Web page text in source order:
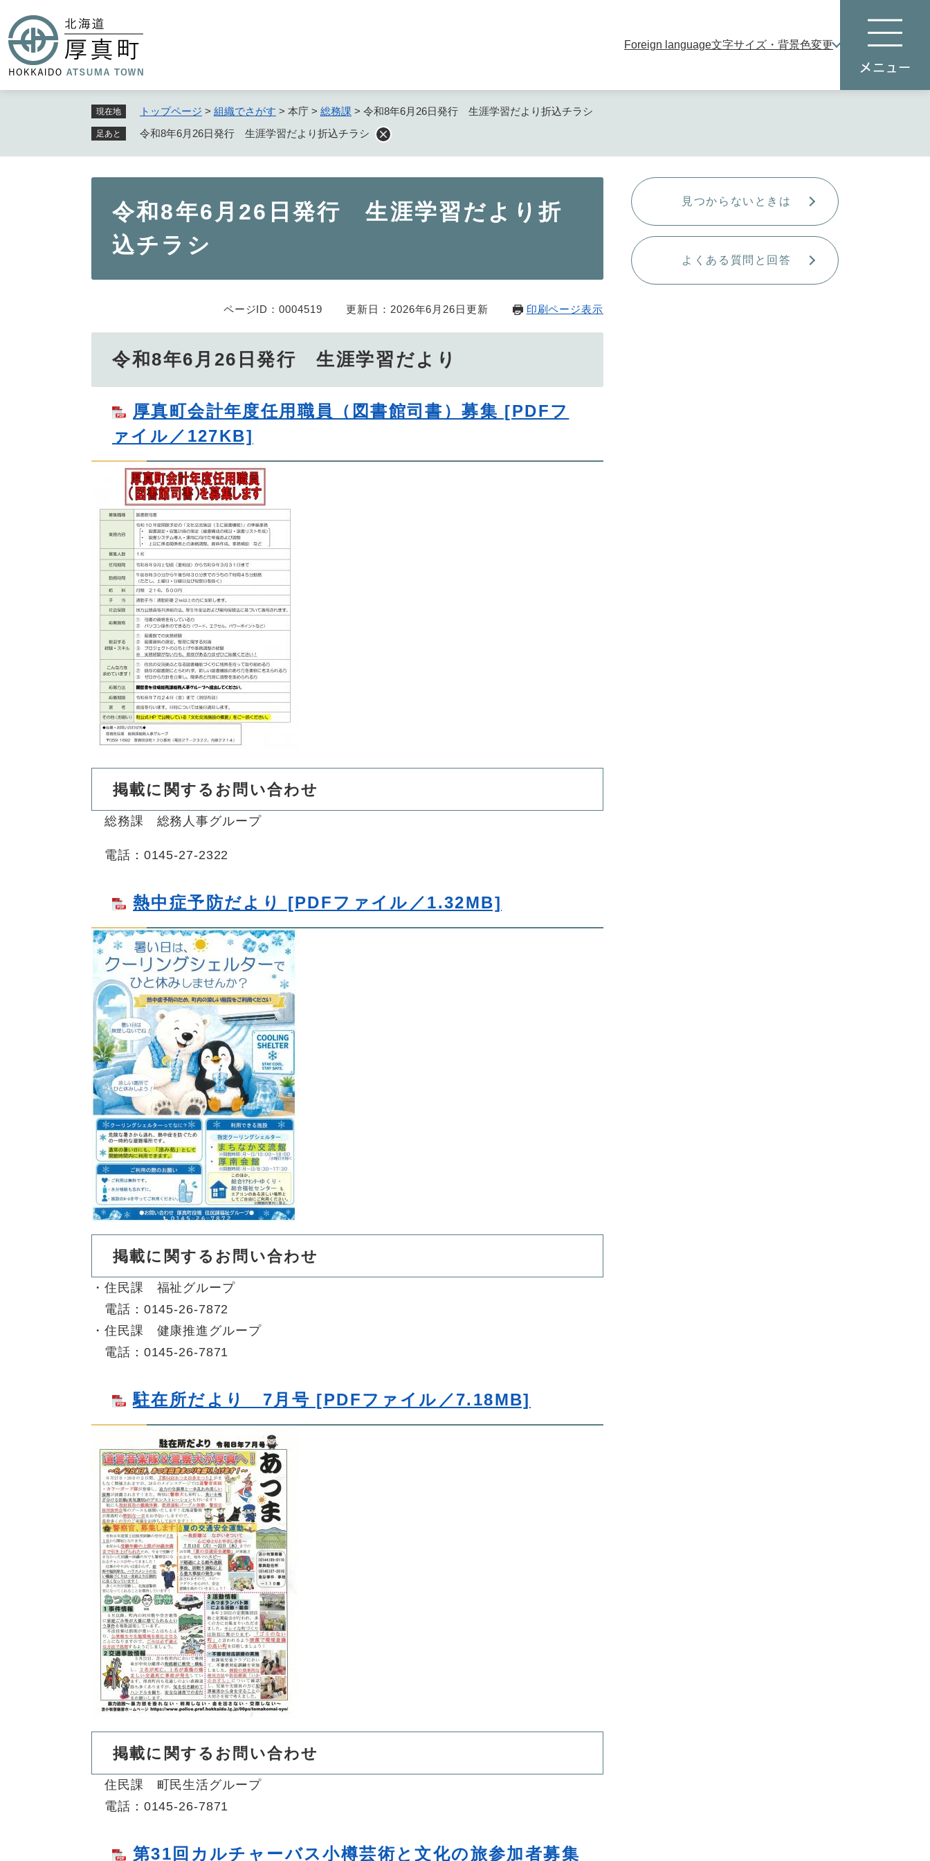
ジ
先
頭
本
Foreign language文字サイズ・背景色変更
現在地 トップページ > 組織でさがす > 本庁 > 総務課 > 令和8年6月26日発行 生涯学習だより折込チラシ
足あと 令和8年6月26日発行 生涯学習だより折込チラシ
令和8年6月26日発行 生涯学習だより折
込チラシ
ページID：0004519 更新日：2026年6月26日更新 印刷ページ表示
令和8年6月26日発行 生涯学習だより
厚真町会計年度任用職員（図書館司書）募集 [PDFフ
ァイル／127KB]
掲載に関するお問い合わせ
総務課 総務人事グループ
電話：0145-27-2322
熱中症予防だより [PDFファイル／1.32MB]
掲載に関するお問い合わせ
・住民課 福祉グループ
電話：0145-26-7872
・住民課 健康推進グループ
電話：0145-26-7871
駐在所だより 7月号 [PDFファイル／7.18MB]
掲載に関するお問い合わせ
住民課 町民生活グループ
電話：0145-26-7871
第31回カルチャーバス小樽芸術と文化の旅参加者募集
見つからないときは
よくある質問と回答